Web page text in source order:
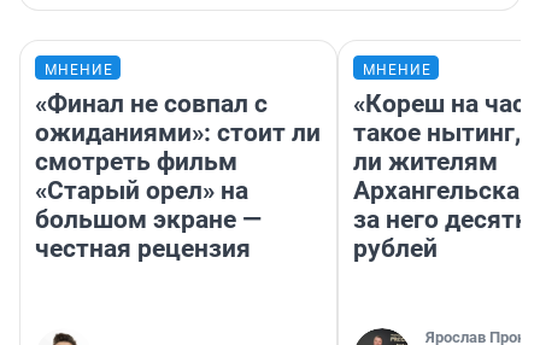
МНЕНИЕ
«Финал не совпал с
ожиданиями»: стоит ли
смотреть фильм
«Старый орел» на
большом экране —
честная рецензия
МНЕНИЕ
«Кореш на
такое нытинг,
ли жителям
Архангельска
за него
рублей
Ярослав